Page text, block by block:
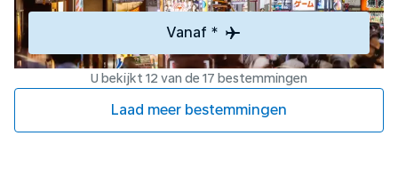
Vanaf *
U bekijkt 12 van de 17 bestemmingen
Laad meer bestemmingen